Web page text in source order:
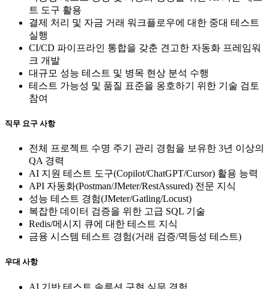
트 도구 활용
결제 처리 및 자금 거래 워크플로우에 대한 중대 테스트
실행
CI/CD 파이프라인 통합을 갖춘 견고한 자동화 프레임워
크 개발
대규모 성능 테스트 및 병목 현상 분석 수행
테스트 가능성 및 품질 표준을 옹호하기 위한 기술 검토
참여
직무 요구 사항
전체 프로젝트 수명 주기 관리 경험을 보유한 3년 이상의
QA 경력
AI 지원 테스트 도구(Copilot/ChatGPT/Cursor) 활용 능력
API 자동화(Postman/JMeter/RestAssured) 전문 지식
성능 테스트 경험(JMeter/Gatling/Locust)
복잡한 데이터 검증을 위한 고급 SQL 기술
Redis/메시지 큐에 대한 테스트 지식
금융 시스템 테스트 경험(거래 검증/멱등성 테스트)
우대 사항
AI 기반 테스트 솔루션 구현 실무 경험